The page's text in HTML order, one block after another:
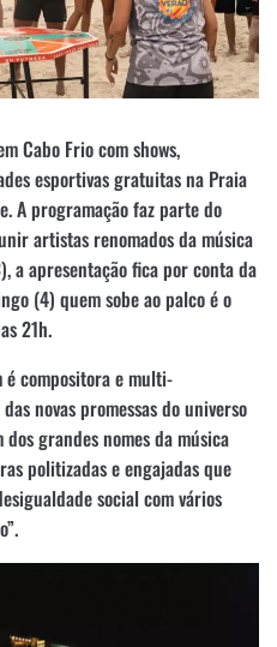
Cabo Frio com shows,
esportivas gratuitas na Praia
A programação faz parte do
artistas renomados da música
a apresentação fica por conta da
(4) quem sobe ao palco é o
21h.
é compositora e multi-
novas promessas do universo
grandes nomes da música
politizadas e engajadas que
social com vários